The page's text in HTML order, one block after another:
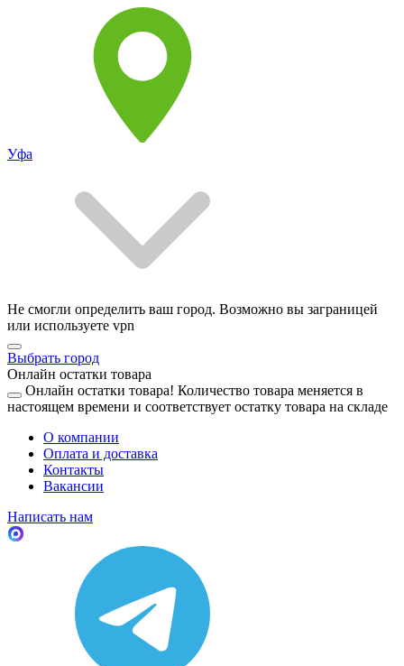
Уфа
Не смогли определить ваш город. Возможно вы заграницей
или используете vpn
Выбрать город
Онлайн остатки товара
Онлайн остатки товара! Количество товара меняется в
настоящем времени и соответствует остатку товара на складе
О компании
Оплата и доставка
Контакты
Вакансии
Написать нам